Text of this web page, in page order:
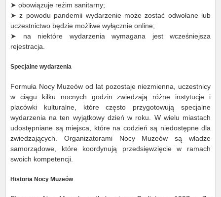
➤ obowiązuje reżim sanitarny;
➤ z powodu pandemii wydarzenie może zostać odwołane lub
uczestnictwo będzie możliwe wyłącznie online;
➤ na niektóre wydarzenia wymagana jest wcześniejsza
rejestracja.
Specjalne wydarzenia
Formuła Nocy Muzeów od lat pozostaje niezmienna, uczestnicy
w ciągu kilku nocnych godzin zwiedzają różne instytucje i
placówki kulturalne, które często przygotowują specjalne
wydarzenia na ten wyjątkowy dzień w roku. W wielu miastach
udostępniane są miejsca, które na codzień są niedostępne dla
zwiedzających. Organizatorami Nocy Muzeów są władze
samorządowe, które koordynują przedsięwzięcie w ramach
swoich kompetencji.
Historia Nocy Muzeów